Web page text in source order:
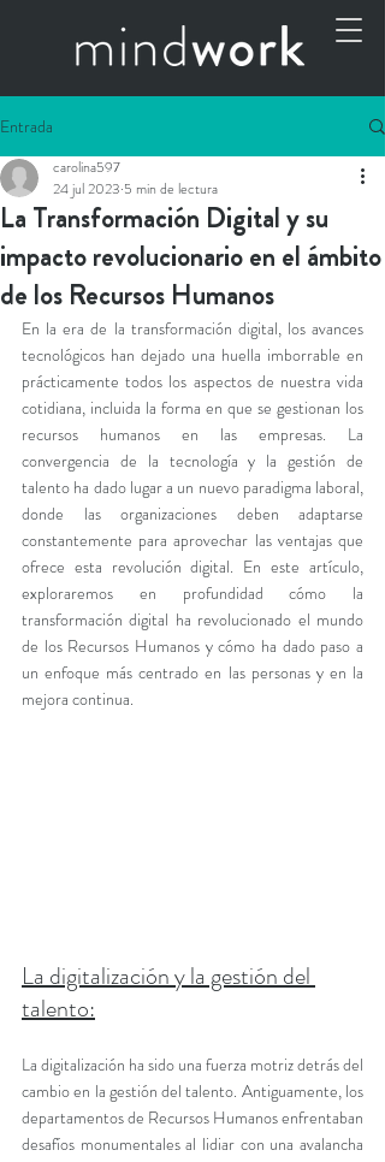
Entrada
La Transformación Digital y su
impacto revolucionario en el ámbito
de los Recursos Humanos
carolina597
24 jul 2023 5 min de lectura
En la era de la transformación digital, los avances
tecnológicos han dejado una huella imborrable en
prácticamente todos los aspectos de nuestra vida
cotidiana, incluida la forma en que se gestionan los
recursos humanos en las empresas. La
convergencia de la tecnología y la gestión de
talento ha dado lugar a un nuevo paradigma laboral,
donde las organizaciones deben adaptarse
constantemente para aprovechar las ventajas que
ofrece esta revolución digital. En este artículo,
exploraremos en profundidad cómo la
transformación digital ha revolucionado el mundo
de los Recursos Humanos y cómo ha dado paso a
un enfoque más centrado en las personas y en la
mejora continua.
La digitalización y la gestión del
talento:
La digitalización ha sido una fuerza motriz detrás del
cambio en la gestión del talento. Antiguamente, los
departamentos de Recursos Humanos enfrentaban
desafíos monumentales al lidiar con una avalancha